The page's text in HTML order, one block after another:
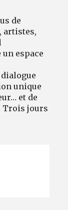
de
artistes,
espace
unique
et de
Trois jours